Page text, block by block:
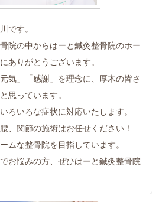
です。
院の中からはーと鍼灸整骨院のホー
ありがとうございます。
気」「感謝」を理念に、厚木の皆さ
思っています。
ろいろな症状に対応いたします。
、関節の施術はお任せください！
ムな整骨院を目指しています。
お悩みの方、ぜひはーと鍼灸整骨院